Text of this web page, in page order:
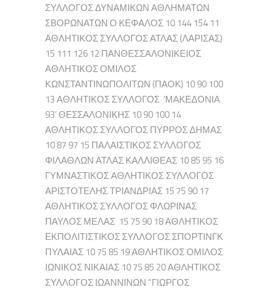
ΣΥΛΛΟΓΟΣ ΔΥΝΑΜΙΚΩΝ ΑΘΛΗΜΑΤΩΝ
ΣΒΟΡΩΝΑΤΩΝ Ο ΚΕΦΑΛΟΣ 10 144 154 11
ΑΘΛΗΤΙΚΟΣ ΣΥΛΛΟΓΟΣ ΑΤΛΑΣ (ΛΑΡΙΣΑΣ)
15 111 126 12 ΠΑΝΘΕΣΣΑΛΟΝΙΚΕΙΟΣ
ΑΘΛΗΤΙΚΟΣ ΟΜΙΛΟΣ
ΚΩΝΣΤΑΝΤΙΝΩΠΟΛΙΤΩΝ (ΠΑΟΚ) 10 90 100
13 ΑΘΛΗΤΙΚΟΣ ΣΥΛΛΟΓΟΣ ‘ΜΑΚΕΔΟΝΙΑ
93’ ΘΕΣΣΑΛΟΝΙΚΗΣ 10 90 100 14
ΑΘΛΗΤΙΚΟΣ ΣΥΛΛΟΓΟΣ ΠΥΡΡΟΣ ΔΗΜΑΣ
10 87 97 15 ΠΑΛΑΙΣΤΙΚΟΣ ΣΥΛΛΟΓΟΣ
ΦΙΛΑΘΛΩΝ ΑΤΛΑΣ ΚΑΛΛΙΘΕΑΣ 10 85 95 16
ΓΥΜΝΑΣΤΙΚΟΣ ΑΘΛΗΤΙΚΟΣ ΣΥΛΛΟΓΟΣ
ΑΡΙΣΤΟΤΕΛΗΣ ΤΡΙΑΝΔΡΙΑΣ 15 75 90 17
ΑΘΛΗΤΙΚΟΣ ΣΥΛΛΟΓΟΣ ΦΛΩΡΙΝΑΣ
ΠΑΥΛΟΣ ΜΕΛΑΣ 15 75 90 18 ΑΘΛΗΤΙΚΟΣ
ΕΚΠΟΛΙΤΙΣΤΙΚΟΣ ΣΥΛΛΟΓΟΣ ΣΠΟΡΤΙΝΓΚ
ΠΥΛΑΙΑΣ 10 75 85 19 ΑΘΛΗΤΙΚΟΣ ΟΜΙΛΟΣ
ΙΩΝΙΚΟΣ ΝΙΚΑΙΑΣ 10 75 85 20 ΑΘΛΗΤΙΚΟΣ
ΣΥΛΛΟΓΟΣ ΙΩΑΝΝΙΝΩΝ “ΓΙΩΡΓΟΣ